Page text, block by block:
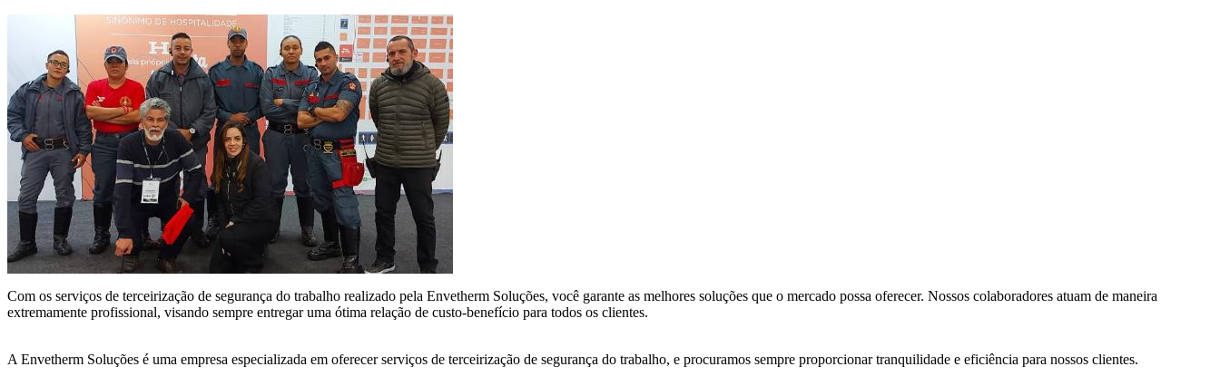
Com os serviços de terceirização de segurança do trabalho realizado pela Envetherm Soluções, você garante as melhores soluções que o mercado possa oferecer. Nossos colaboradores atuam de maneira
extremamente profissional, visando sempre entregar uma ótima relação de custo-benefício para todos os clientes.
A Envetherm Soluções é uma empresa especializada em oferecer serviços de terceirização de segurança do trabalho, e procuramos sempre proporcionar tranquilidade e eficiência para nossos clientes.